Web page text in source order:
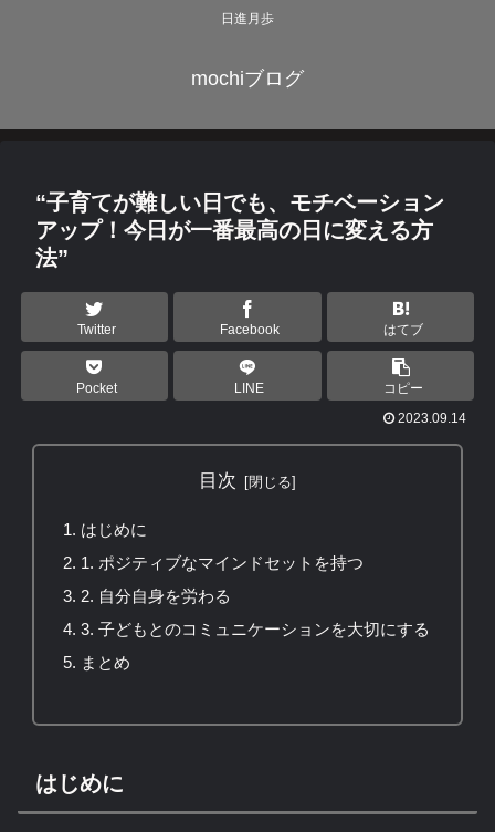
日進月歩
mochiブログ
“子育てが難しい日でも、モチベーション
アップ！今日が一番最高の日に変える方
法”
Twitter Facebook はてブ
Pocket LINE
コピー
2023.09.14
目次
はじめに
1. ポジティブなマインドセットを持つ
2. 自分自身を労わる
3. 子どもとのコミュニケーションを大切にする
まとめ
はじめに